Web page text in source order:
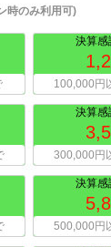
時のみ利用可)
決算感
100,000円
決算感
300,000円
決算感
500,000円